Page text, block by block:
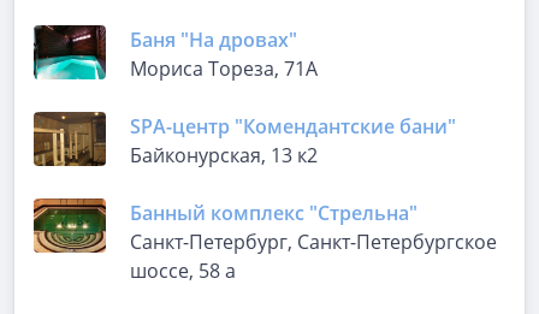
Баня "На дровах"
Мориса Тореза, 71А
SPA-центр "Комендантские бани"
Байконурская, 13 к2
Банный комплекс "Стрельна"
Санкт-Петербург, Санкт-Петербургское
шоссе, 58 а